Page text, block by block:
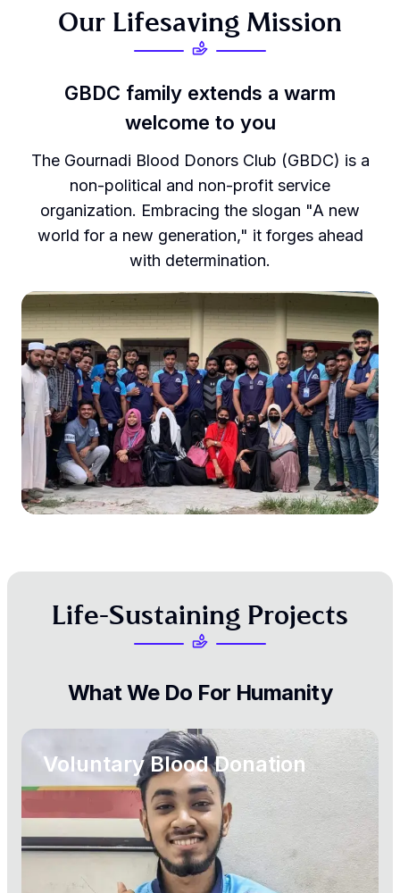
Our Lifesaving Mission
GBDC family extends a warm
welcome to you
The Gournadi Blood Donors Club (GBDC) is a
non-political and non-profit service
organization. Embracing the slogan "A new
world for a new generation," it forges ahead
with determination.
Life-Sustaining Projects
WhatWeDo For Humanity
Voluntary Blood Donation